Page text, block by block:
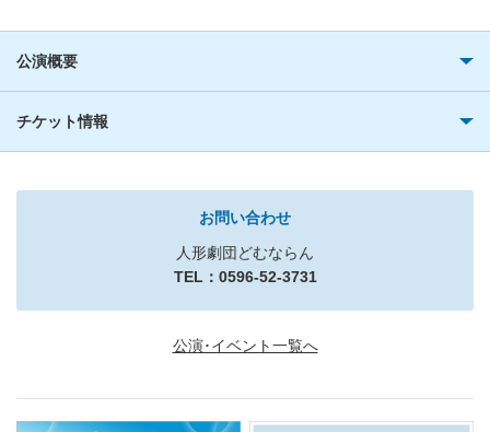
公演概要
チケット情報
お問い合わせ
人形劇団どむならん
TEL：0596-52-3731
公演･イベント一覧へ